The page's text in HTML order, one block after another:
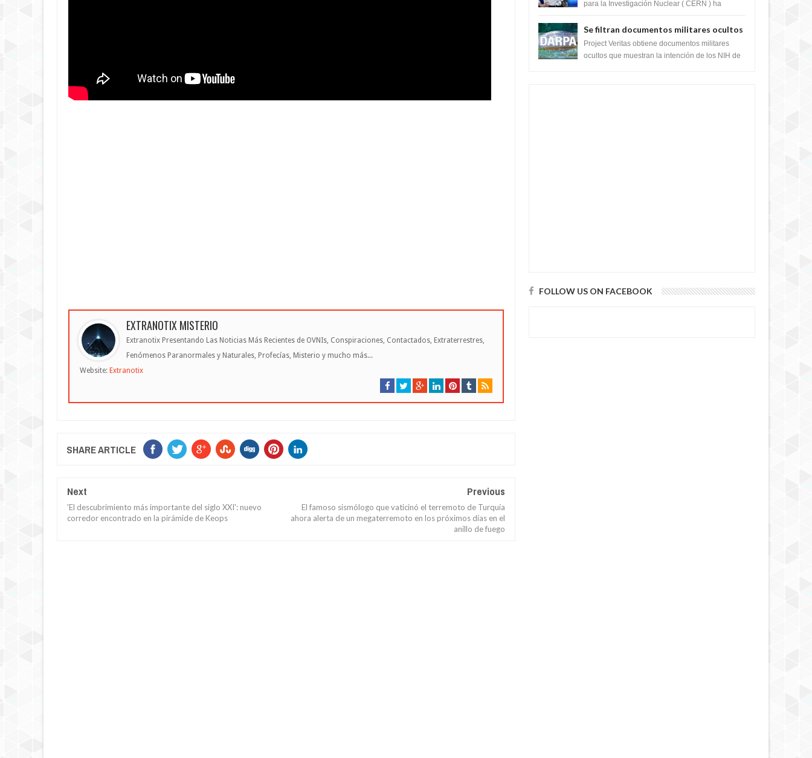
EXTRANOTIX MISTERIO
Extranotix Presentando Las Noticias Más Recientes de OVNIs, Conspiraciones, Contactados, Extraterrestres,
Fenómenos Paranormales y Naturales, Profecías, Misterio y mucho más...
Website: Extranotix
SHARE ARTICLE
Next
'El descubrimiento más importante del siglo XXI': nuevo
corredor encontrado en la pirámide de Keops
Previous
El famoso sismólogo que vaticinó el terremoto de Turquía
ahora alerta de un megaterremoto en los próximos días en el
anillo de fuego
prueba del Colisionador de Hadrones
para la Investigación Nuclear ( CERN ) ha
corazó...
Se filtran documentos militares ocultos
que muestran la intención de los NIH de
crear el SARS-CoV-2, utilizando la
Project Veritas obtiene documentos militares
ocultos que muestran la intención de los NIH de
FOLLOW US ON FACEBOOK